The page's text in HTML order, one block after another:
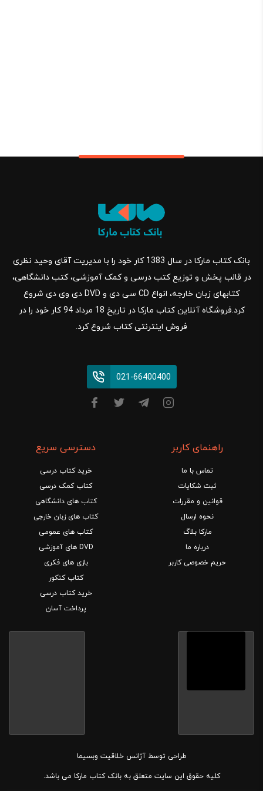
بانک کتاب مارکا در سال 1383 کار خود را با مدیریت آقای وحید نظری
در قالب پخش و توزیع کتب درسی و کمک آموزشی، کتب دانشگاهی،
کتابهای زبان خارجه، انواع CD سی دی و DVD دی وی دی شروع
کرد.فروشگاه آنلاین کتاب مارکا در تاریخ 18 مرداد 94 کار خود را در
فروش اینترنتی کتاب شروع کرد.
021-66400400
راهنمای کاربر
تماس با ما
ثبت شکایات
قوانین و مقررات
نحوه ارسال
مارکا بلاگ
درباره ما
حریم خصوصی کاربر
دسترسی سریع
خرید کتاب درسی
کتاب کمک درسی
کتاب های دانشگاهی
کتاب های زبان خارجی
کتاب های عمومی
DVD های آموزشی
بازی های فکری
کتاب کنکور
خرید کتاب درسی
پرداخت آسان
طراحی توسطآژانس خلاقیت وبسیما
کلیه حقوق این سایت متعلق به بانک کتاب مارکا می باشد.